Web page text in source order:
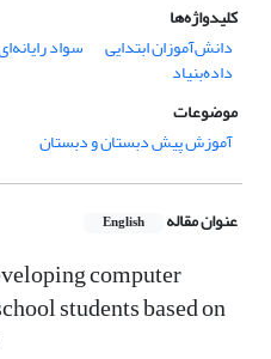
کلیدواژه‌ها
دانش‌آموزان ابتدایی
سواد
داده‌بنیاد
موضوعات
آموزش پیش دبستان و دبستان
عنوان مقاله English
computer
students based on